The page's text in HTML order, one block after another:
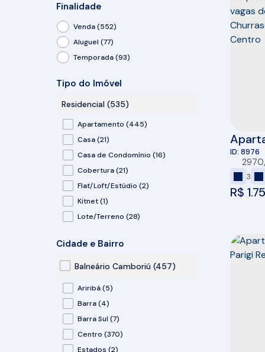
Finalidade
Venda (552)
Aluguel (77)
Temporada (93)
Tipo do Imóvel
Residencial (535)
Apartamento (445)
Casa (21)
Casa de Condomínio (16)
Cobertura (21)
Flat/Loft/Estúdio (2)
Kitnet (1)
Lote/Terreno (28)
Prédio (1)
Salas Comerciais (6)
Cidade e Bairro
Balneário Camboriú (457)
Ariribá (5)
Barra (4)
Barra Sul (7)
Centro (370)
Estados (2)
+ 2 ) -
R$
8976
2970
3